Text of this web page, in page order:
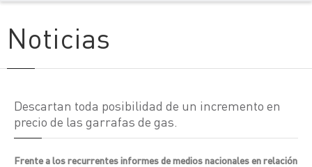
Noticias
Descartan toda posibilidad de un incremento en
precio de las garrafas de gas.
Frente a los recurrentes informes de medios nacionales en relación